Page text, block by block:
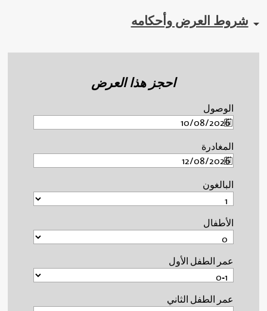
شروط العرض وأحكامه
احجز هذا العرض
الوصول
المغادرة
البالغون
الأطفال
عمر الطفل الأول
عمر الطفل الثاني